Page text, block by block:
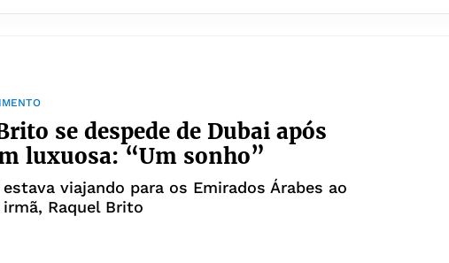
se despede de Dubai após
luxuosa: “Um sonho”
estava viajando para os Emirados Árabes ao
Raquel Brito